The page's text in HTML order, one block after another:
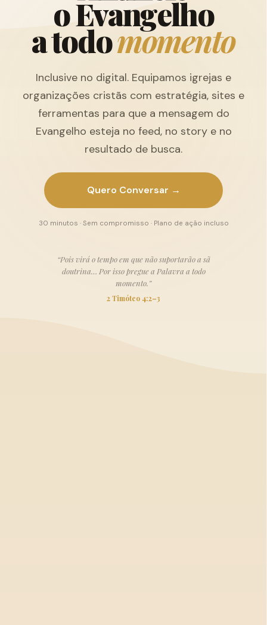
oEvangelho
atodomomento
Inclusive no digital. Equipamos igrejas e
organizações cristãs com estratégia, sites e
ferramentas para que a mensagem do
Evangelho esteja no feed, no story e no
resultado de busca.
Quero Conversar →
30 minutos · Sem compromisso · Plano de ação incluso
“Pois virá o tempo em que não suportarão a sã
doutrina… Por isso pregue a Palavra a todo
momento.”
2 Timóteo 4:2–3